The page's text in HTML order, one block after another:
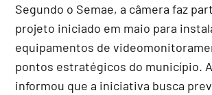
Segundo o Semae, a câmera faz
projeto iniciado em maio para
equipamentos de
pontos estratégicos do município.
informou que a iniciativa busca